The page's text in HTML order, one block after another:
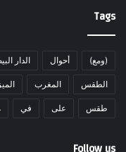
Tags
(ومع) أحوال الدار
الطقس المغرب
طقس على في